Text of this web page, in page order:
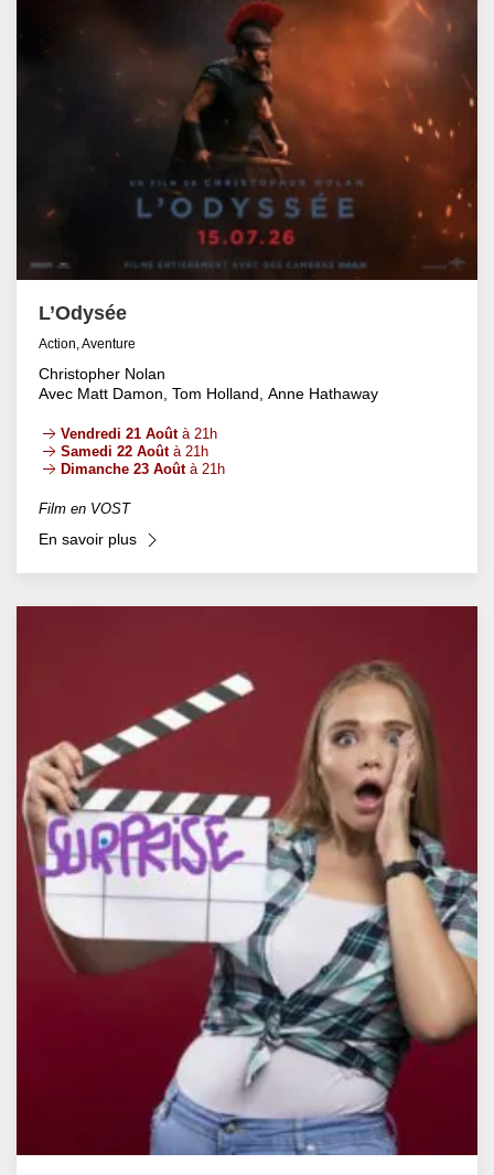
L’Odysée
Action, Aventure
Christopher Nolan
Avec Matt Damon, Tom Holland, Anne Hathaway
Vendredi 21 Aoûtà 21h
Samedi 22 Aoûtà 21h
Dimanche 23 Aoûtà 21h
Film en VOST
En savoir plus